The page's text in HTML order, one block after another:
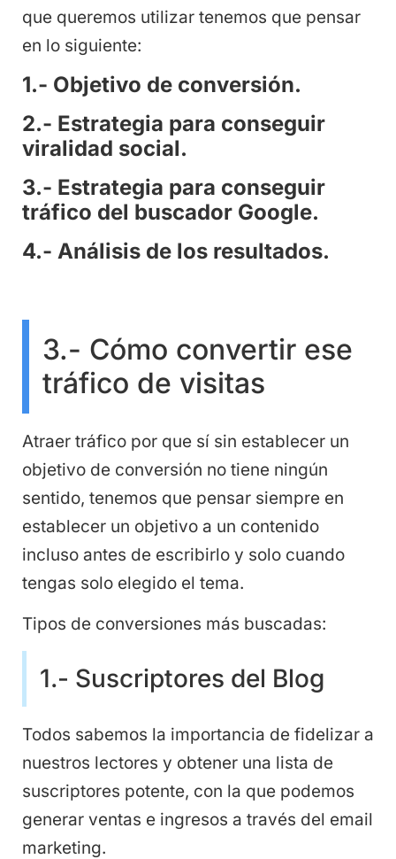
que queremos utilizar tenemos que pensar
en lo siguiente:
1.- Objetivo de conversión.
2.- Estrategia para conseguir
viralidad social.
3.- Estrategia para conseguir
tráfico del buscador Google.
4.- Análisis de los resultados.
3.- Cómo convertir ese
tráfico de visitas
Atraer tráfico por que sí sin establecer un
objetivo de conversión no tiene ningún
sentido, tenemos que pensar siempre en
establecer un objetivo a un contenido
incluso antes de escribirlo y solo cuando
tengas solo elegido el tema.
Tipos de conversiones más buscadas:
1.- Suscriptores del Blog
Todos sabemos la importancia de fidelizar a
nuestros lectores y obtener una lista de
suscriptores potente, con la que podemos
generar ventas e ingresos a través del email
marketing.